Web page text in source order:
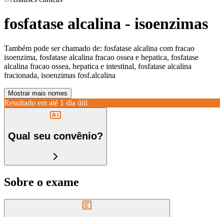
fosfatase alcalina - isoenzimas
Também pode ser chamado de: fosfatase alcalina com fracao
isoenzima, fosfatase alcalina fracao ossea e hepatica, fosfatase
alcalina fracao ossea, hepatica e intestinal, fosfatase alcalina
fracionada, isoenzimas fosf.alcalina
Mostrar mais nomes
Resultado em até 1 dia útil
Qual seu convênio?
Sobre o exame